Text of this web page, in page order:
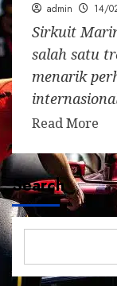
admin 14/
Sirkuit
salah satu
menarik
Read More
Search